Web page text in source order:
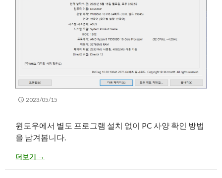
2023/05/15
윈도우에서 별도 프로그램 설치 없이 PC 사양 확인 방법
을 남겨봅니다.
윈도우에서 별도 프로그램 설치 없이 CPU/RAM/그래픽카드 사양 확
더보기 →